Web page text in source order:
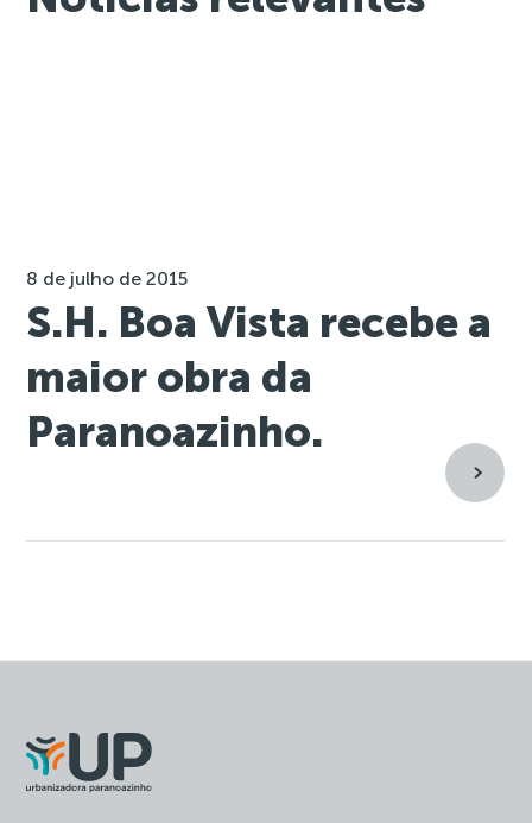
8 de julho de 2015
S.H. Boa Vista recebe a
maior obra da
Paranoazinho.